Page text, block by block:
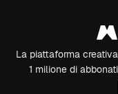
La piattaforma
1 milione di